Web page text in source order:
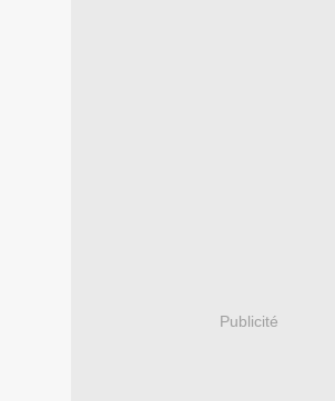
Publicité